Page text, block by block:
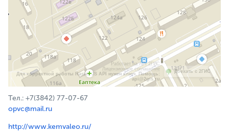
Работает на API 2ГИС
Лицензионное соглашение
Для корректной работы Raster JS API нужен ключ. Помощь:
api@2gis.ru
Доехать с 2ГИС
Тел.: +7(3842) 77-07-67
opvc@mail.ru
http://www.kemvaleo.ru/